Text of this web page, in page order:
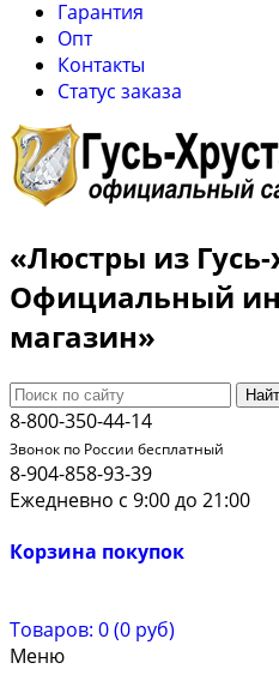
Гарантия
Опт
Контакты
Cтатус заказа
«Люстры из Гусь-
Официальный
магазин»
8-800-350-44-14
Звонок по России бесплатный
8-904-858-93-39
Ежедневно с 9:00 до 21:00
Корзина покупок
Товаров: 0 (0 руб)
Меню